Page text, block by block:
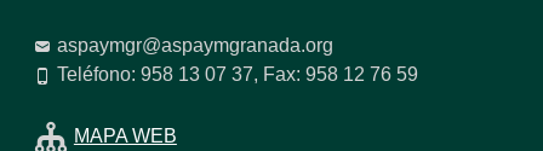
aspaymgr@aspaymgranada.org
Teléfono: 958 13 07 37, Fax: 958 12 76 59
MAPA WEB